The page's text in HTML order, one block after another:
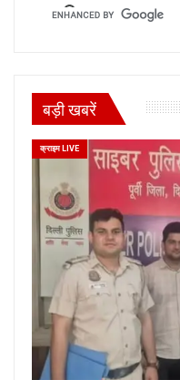
बड़ी खबरें
क्राइम LIVE